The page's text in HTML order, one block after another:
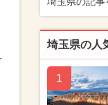
埼玉県の人
1